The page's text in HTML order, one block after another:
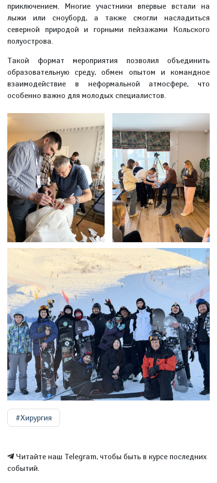
приключением. Многие участники впервые встали на
лыжи или сноуборд, а также смогли насладиться
северной природой и горными пейзажами Кольского
полуострова.
Такой формат мероприятия позволил объединить
образовательную среду, обмен опытом и командное
взаимодействие в неформальной атмосфере, что
особенно важно для молодых специалистов.
#Хирургия
Читайте наш Telegram, чтобы быть в курсе последних
событий.